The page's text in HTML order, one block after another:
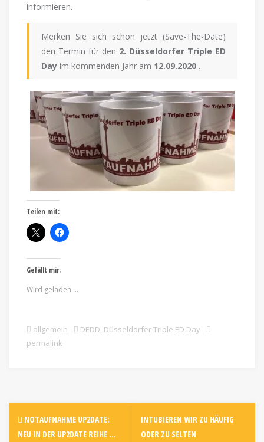
informieren.
Merken Sie sich schon jetzt (Save-The-Date)
den Termin für den 2. Düsseldorfer Triple ED
Day im kommenden Jahr am 12.09.2020 .
Teilen mit:
Gefällt mir:
Wird geladen …
allgemein DEDD, Düsseldorfer Triple ED Day
permalink
NOTAUFNAHME UP2DATE:
NEU IN DER UP2DATE REIHE …
INTUBIEREN WIR ZU HÄUFIG
ODER ZU SELTEN